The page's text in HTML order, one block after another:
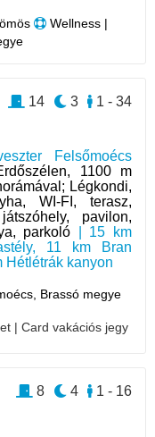
Wellness |
Felsőmoécs
1100 m
Légkondi,
WI-FI, terasz,
pavilon,
parkoló | 15 km
11 km Bran
Hétlétrák kanyon
Brassó megye
| Card vakációs jegy
1 - 34
3
14
1 - 16
4
8